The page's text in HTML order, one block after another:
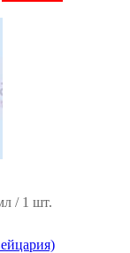
/ 1 шт.